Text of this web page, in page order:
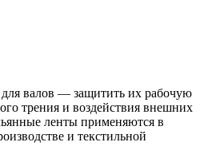
для валов — защитить их рабочую
трения и воздействия внешних
ленты применяются в
и текстильной